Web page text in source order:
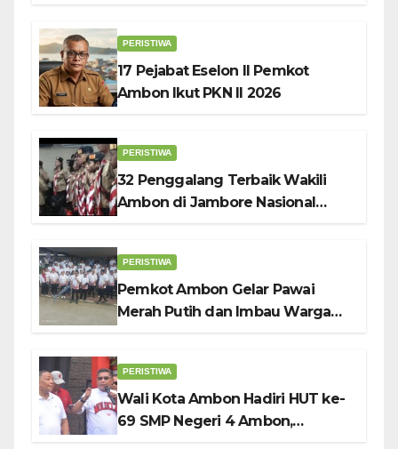
PERISTIWA
17 Pejabat Eselon II Pemkot
Ambon Ikut PKN II 2026
PERISTIWA
32 Penggalang Terbaik Wakili
Ambon di Jambore Nasional
PERISTIWA
Pemkot Ambon Gelar Pawai
Merah Putih dan Imbau Warga
PERISTIWA
Wali Kota Ambon Hadiri HUT ke-
69 SMP Negeri 4 Ambon,